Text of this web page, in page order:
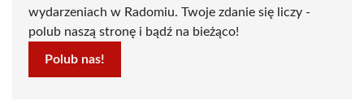
wydarzeniach w Radomiu. Twoje zdanie się liczy -
polub naszą stronę i bądź na bieżąco!
Polub nas!